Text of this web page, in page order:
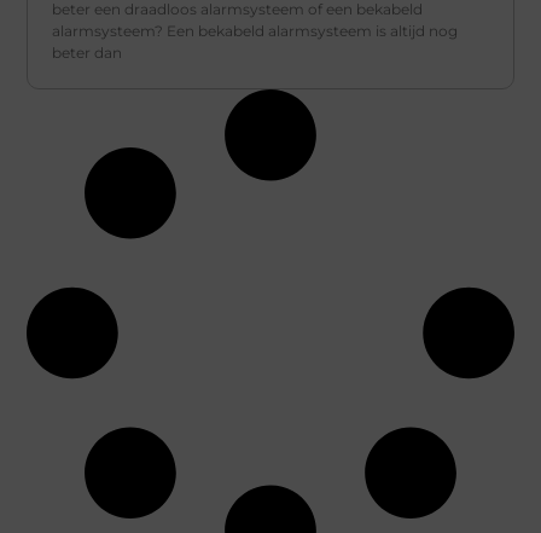
beter een draadloos alarmsysteem of een bekabeld
alarmsysteem? Een bekabeld alarmsysteem is altijd nog
beter dan